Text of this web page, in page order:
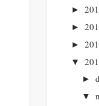
►
►
►
▼
►
▼